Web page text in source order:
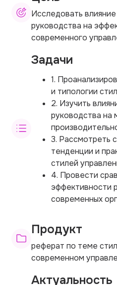
Исследовать
руководства на
современного
Задачи
1.
и типологии
2. Изучить
руководства на
3. Рассмотреть
тенденции и
стилей
4. Провести
эффективности
современных
Продукт
реферат по теме
современном
Актуальность